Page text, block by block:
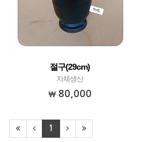
절구(29cm)
자체생산
80,000
1